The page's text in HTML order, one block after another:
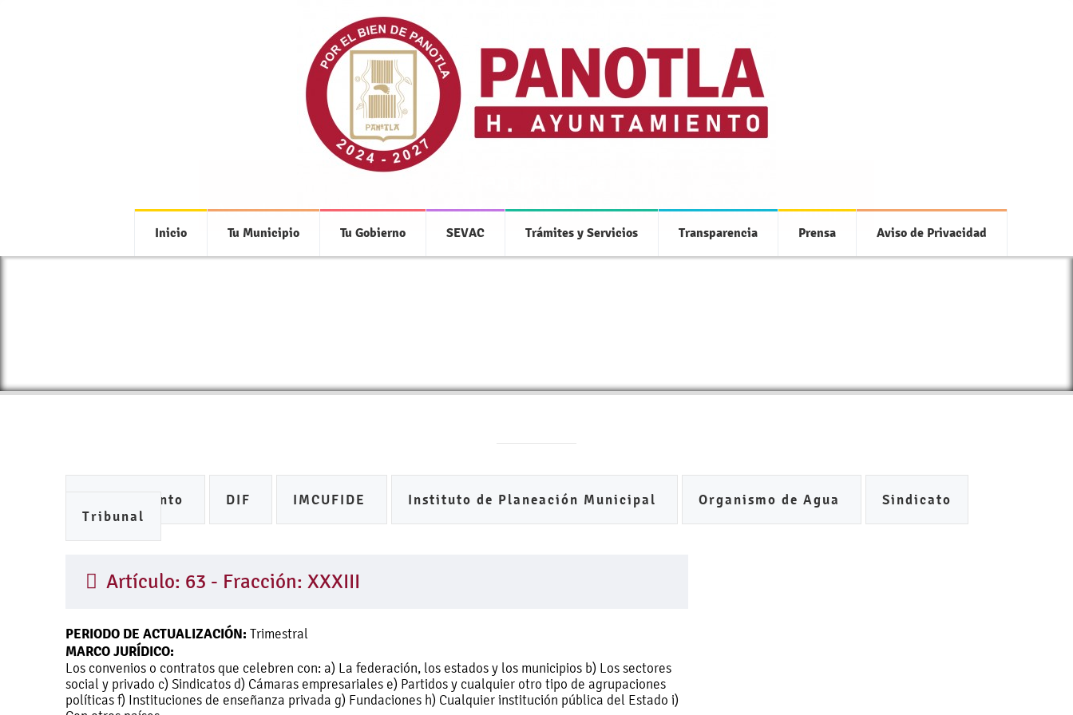
Inicio Tu Municipio Tu Gobierno SEVAC Trámites y Servicios Transparencia Prensa Aviso de Privacidad
Accede a toda la información pública de oficio relacionada con tu municipio
Ayuntamiento DIF IMCUFIDE Instituto de Planeación Municipal Organismo de Agua
Sindicato
Tribunal
Artículo: 63 - Fracción: XXXIII
PERIODO DE ACTUALIZACIÓN: Trimestral
MARCO JURÍDICO:
Los convenios o contratos que celebren con: a) La federación, los estados y los municipios b) Los sectores
social y privado c) Sindicatos d) Cámaras empresariales e) Partidos y cualquier otro tipo de agrupaciones
políticas f) Instituciones de enseñanza privada g) Fundaciones h) Cualquier institución pública del Estado i)